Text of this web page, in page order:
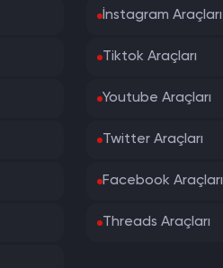
İnstagram Araçları
Tiktok Araçları
Youtube Araçları
Twitter Araçları
Facebook Araçları
Threads Araçları